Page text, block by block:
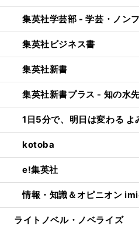
集英社学芸部 - 学芸・ノン
集英社ビジネス書
集英社新書
集英社新書プラス - 知の水
1日5分で、明日は変わる
kotoba
e!集英社
情報・知識＆オピニオン
ライトノベル・ノベライズ